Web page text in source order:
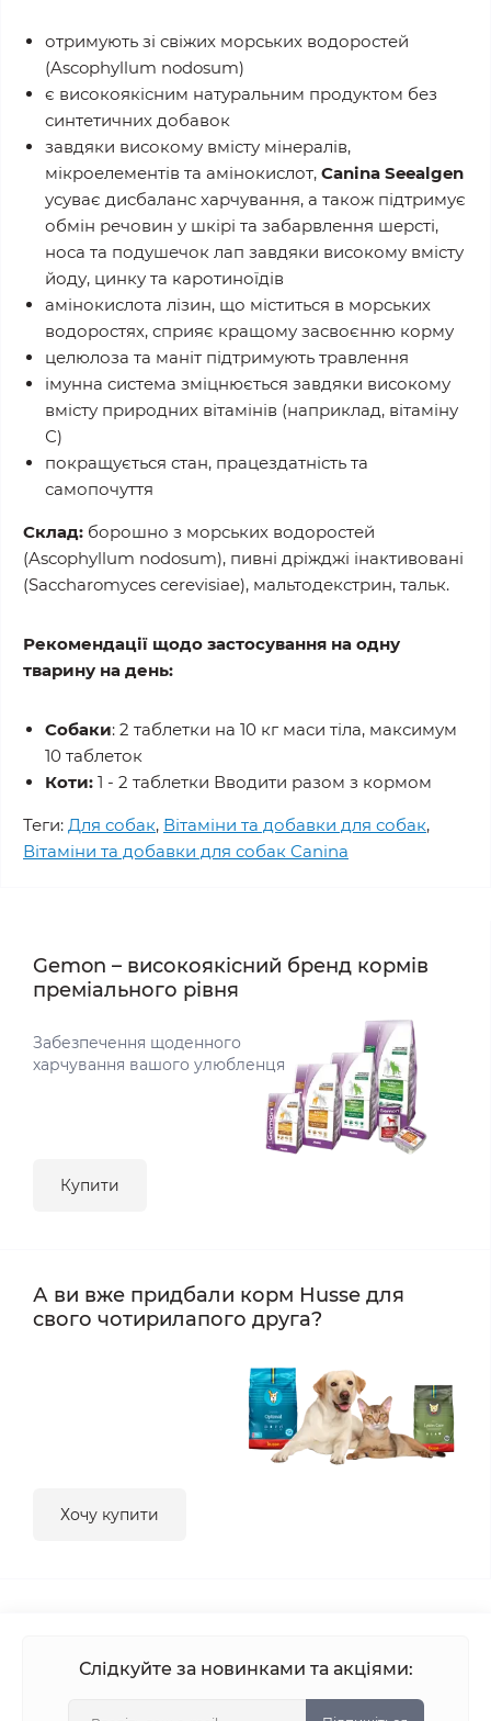
отримують зі свіжих морських водоростей
(Ascophyllum nodosum)
є високоякісним натуральним продуктом без
синтетичних добавок
завдяки високому вмісту мінералів,
мікроелементів та амінокислот, Canina Seealgen
усуває дисбаланс харчування, а також підтримує
обмін речовин у шкірі та забарвлення шерсті,
носа та подушечок лап завдяки високому вмісту
йоду, цинку та каротиноїдів
амінокислота лізин, що міститься в морських
водоростях, сприяє кращому засвоєнню корму
целюлоза та маніт підтримують травлення
імунна система зміцнюється завдяки високому
вмісту природних вітамінів (наприклад, вітаміну
С)
покращується стан, працездатність та
самопочуття
Склад: борошно з морських водоростей
(Ascophyllum nodosum), пивні дріжджі інактивовані
(Saccharomyces cerevisiae), мальтодекстрин, тальк.
Рекомендації щодо застосування на одну
тварину на день:
Собаки: 2 таблетки на 10 кг маси тіла, максимум
10 таблеток
Коти: 1 - 2 таблетки Вводити разом з кормом
Теги: Для собак, Вітаміни та добавки для собак,
Вітаміни та добавки для собак Canina
Gemon – високоякісний бренд кормів
преміального рівня
Забезпечення щоденного
харчування вашого улюбленця
Купити
А ви вже придбали корм Husse для
свого чотирилапого друга?
Хочу купити
Слідкуйте за новинками та акціями: